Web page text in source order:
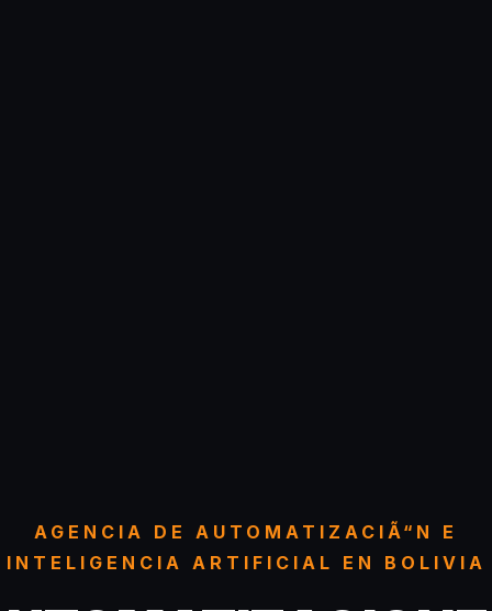
AGENCIA DE AUTOMATIZACIÃ“N E
INTELIGENCIA ARTIFICIAL EN BOLIVIA